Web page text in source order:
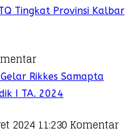
Tingkat Provinsi Kalbar
Rikkes Samapta
I TA. 2024
2024 11:230 Komentar